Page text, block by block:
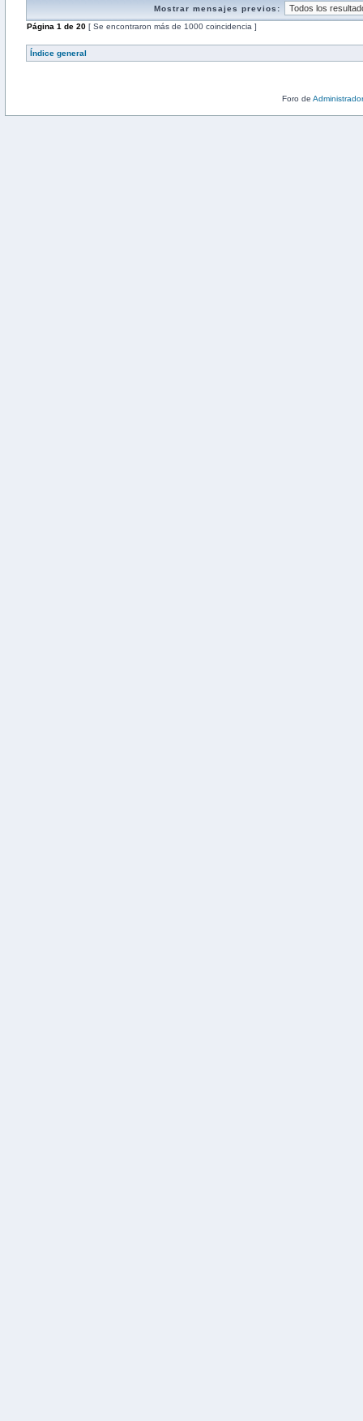
Mostrar mensajes previos:
Página 1 de 20 [ Se encontraron más de 1000 coincidencia ]
Índice general
Foro de